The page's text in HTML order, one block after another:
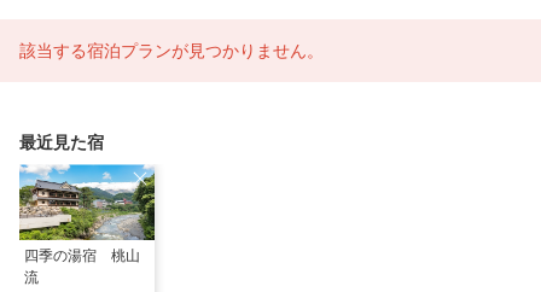
該当する宿泊プランが見つかりません。
最近見た宿
四季の湯宿 桃山
流